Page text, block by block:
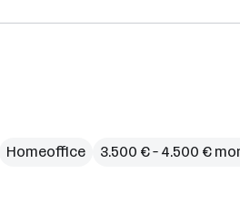
Homeoffice 3.500 € – 4.500 €